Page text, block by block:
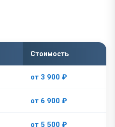
Стоимость
от 3 900 ₽
от 6 900 ₽
от 5 500 ₽